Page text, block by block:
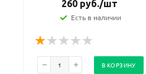
260руб./шт
Есть в наличии
В КОРЗИНУ